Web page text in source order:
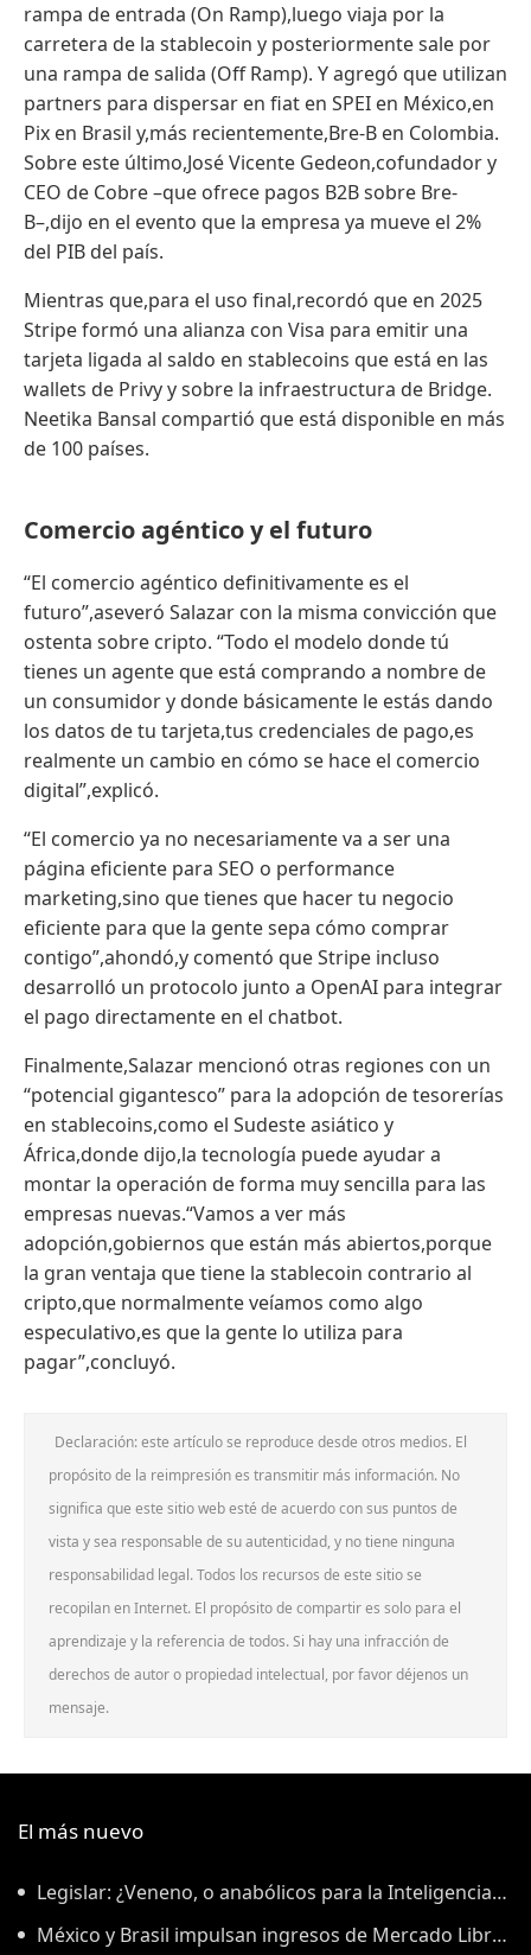
rampa de entrada (On Ramp),luego viaja por la
carretera de la stablecoin y posteriormente sale por
una rampa de salida (Off Ramp). Y agregó que utilizan
partners para dispersar en fiat en SPEI en México,en
Pix en Brasil y,más recientemente,Bre-B en Colombia.
Sobre este último,José Vicente Gedeon,cofundador y
CEO de Cobre –que ofrece pagos B2B sobre Bre-
B–,dijo en el evento que la empresa ya mueve el 2%
del PIB del país.
Mientras que,para el uso final,recordó que en 2025
Stripe formó una alianza con Visa para emitir una
tarjeta ligada al saldo en stablecoins que está en las
wallets de Privy y sobre la infraestructura de Bridge.
Neetika Bansal compartió que está disponible en más
de 100 países.
Comercio agéntico y el futuro
“El comercio agéntico definitivamente es el
futuro”,aseveró Salazar con la misma convicción que
ostenta sobre cripto. “Todo el modelo donde tú
tienes un agente que está comprando a nombre de
un consumidor y donde básicamente le estás dando
los datos de tu tarjeta,tus credenciales de pago,es
realmente un cambio en cómo se hace el comercio
digital”,explicó.
“El comercio ya no necesariamente va a ser una
página eficiente para SEO o performance
marketing,sino que tienes que hacer tu negocio
eficiente para que la gente sepa cómo comprar
contigo”,ahondó,y comentó que Stripe incluso
desarrolló un protocolo junto a OpenAI para integrar
el pago directamente en el chatbot.
Finalmente,Salazar mencionó otras regiones con un
“potencial gigantesco” para la adopción de tesorerías
en stablecoins,como el Sudeste asiático y
África,donde dijo,la tecnología puede ayudar a
montar la operación de forma muy sencilla para las
empresas nuevas.“Vamos a ver más
adopción,gobiernos que están más abiertos,porque
la gran ventaja que tiene la stablecoin contrario al
cripto,que normalmente veíamos como algo
especulativo,es que la gente lo utiliza para
pagar”,concluyó.
Declaración: este artículo se reproduce desde otros medios. El
propósito de la reimpresión es transmitir más información. No
significa que este sitio web esté de acuerdo con sus puntos de
vista y sea responsable de su autenticidad, y no tiene ninguna
responsabilidad legal. Todos los recursos de este sitio se
recopilan en Internet. El propósito de compartir es solo para el
aprendizaje y la referencia de todos. Si hay una infracción de
derechos de autor o propiedad intelectual, por favor déjenos un
mensaje.
El más nuevo
Legislar: ¿Veneno, o anabólicos para la Inteligencia
Artificial?
México y Brasil impulsan ingresos de Mercado Libre